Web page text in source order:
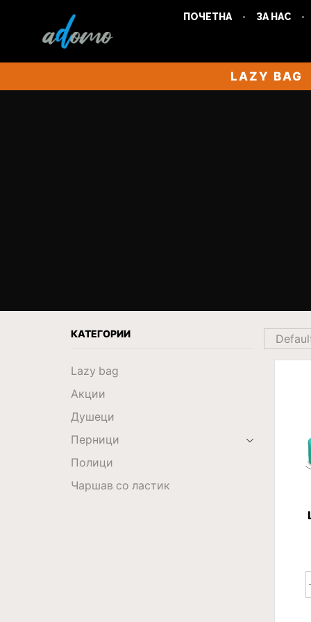
ПОЧЕТНА ЗА НАС
LAZY BAG
КАТЕГОРИИ
Lazy bag
Акции
Душеци
Перници
Полици
Чаршав со ластик